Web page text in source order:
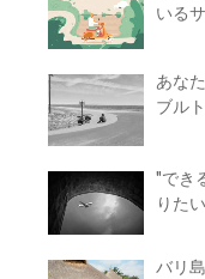
いる
あなたは
ブル
"でき
りた
バリ